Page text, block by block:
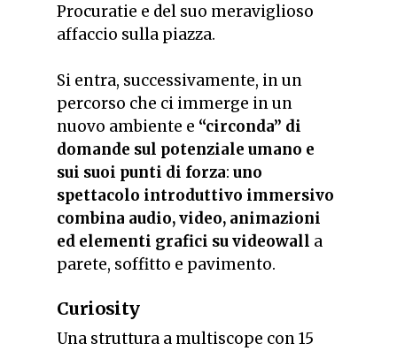
Procuratie e del suo meraviglioso
affaccio sulla piazza.
Si entra, successivamente, in un
percorso che ci immerge in un
nuovo ambiente e “circonda” di
domande sul potenziale umano e
sui suoi punti di forza: uno
spettacolo introduttivo immersivo
combina audio, video, animazioni
ed elementi grafici su videowall a
parete, soffitto e pavimento.
Curiosity
Una struttura a multiscope con 15